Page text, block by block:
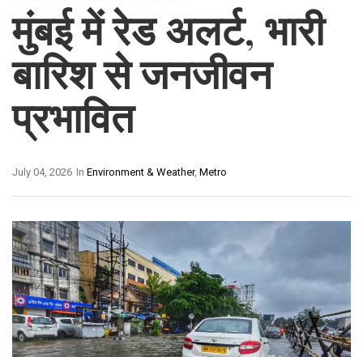
मुंबई में रेड अलर्ट, भारी
बारिश से जनजीवन
प्रभावित
In Environment & Weather, Metro
July 04, 2026